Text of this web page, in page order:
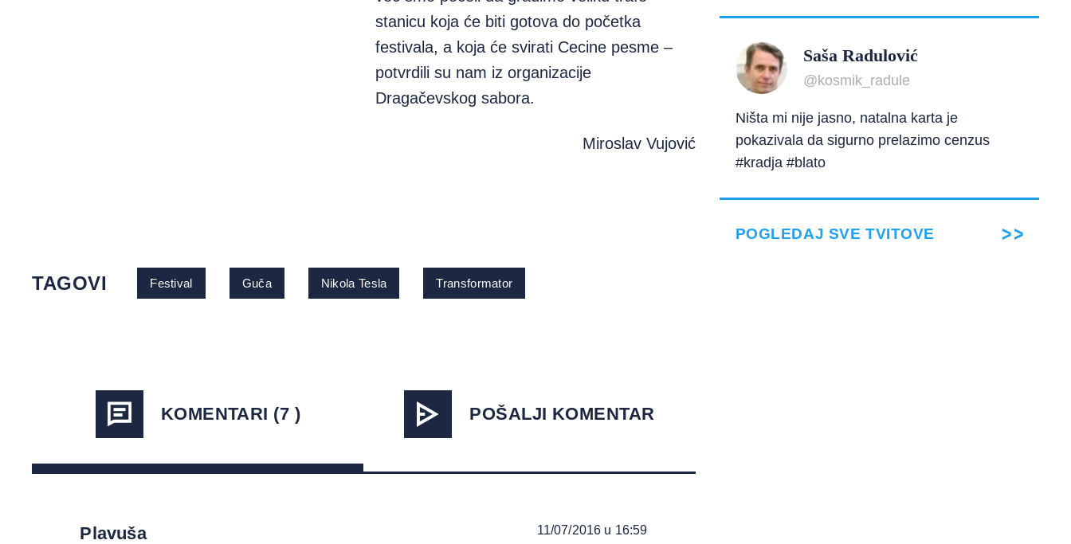
stanicu koja će biti gotova do početka
festivala, a koja će svirati Cecine pesme –
potvrdili su nam iz organizacije
Dragačevskog sabora.
Miroslav Vujović
TAGOVI Festival Guča Nikola Tesla Transformator
KOMENTARI (7 ) POŠALJI KOMENTAR
Plavuša 11/07/2016 u 16:59
Saša Radulović
@kosmik_radule
Ništa mi nije jasno, natalna karta je
pokazivala da sigurno prelazimo cenzus
#kradja #blato
POGLEDAJ SVE TVITOVE